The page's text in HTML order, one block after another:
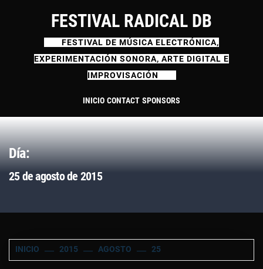
contenido
FESTIVAL RADICAL DB
FESTIVAL DE MÚSICA ELECTRÓNICA,
EXPERIMENTACIÓN SONORA, ARTE DIGITAL E
IMPROVISACIÓN
INICIO CONTACT SPONSORS
Día:
25 de agosto de 2015
INICIO 2015 AGOSTO 25